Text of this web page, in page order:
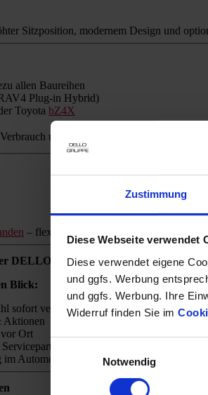
Zustimmung
Diese Webseite verwendet
Diese verwendet eigene
und ggfs. Werbung
und ggfs. Werbung. Ihre
Widerruf finden Sie im
Einwilligungsauswahl
Notwendig
Sitzposition, modernem Design und
allen Baureihen
Plug-in Hybrid)
Toyota bZ4X
und reduzierte Emissionen ohne
– flexibel, zuverlässig und wirtschaftlich.
DELLO GRUPPE kaufen?
Blick:
sofort verfügbar
Aktionen
Ort
Automobilhandel